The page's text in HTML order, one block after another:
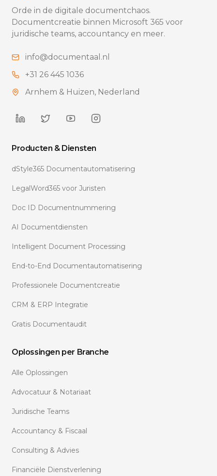
Orde in de digitale documentchaos.
Documentcreatie binnen Microsoft 365 voor
juridische teams, accountancy en meer.
info@documentaal.nl
+31 26 445 1036
Arnhem & Huizen, Nederland
Producten & Diensten
dStyle365 Documentautomatisering
LegalWord365 voor Juristen
Doc ID Documentnummering
AI Documentdiensten
Intelligent Document Processing
End-to-End Documentautomatisering
Professionele Documentcreatie
CRM & ERP Integratie
Gratis Documentaudit
Oplossingen per Branche
Alle Oplossingen
Advocatuur & Notariaat
Juridische Teams
Accountancy & Fiscaal
Consulting & Advies
Financiële Dienstverlening